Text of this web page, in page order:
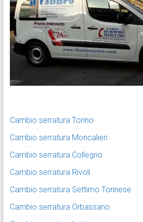
Cambio serratura Torino
Cambio serratura Moncalieri
Cambio serratura Collegno
Cambio serratura Rivoli
Cambio serratura Settimo Torinese
Cambio serratura Orbassano